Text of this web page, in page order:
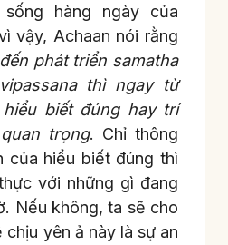
hàng ngày của
vậy, Achaan nói rằng
phát triển samatha
thì ngay từ
biết đúng hay trí
trọng. Chỉ thông
của hiểu biết đúng thì
với những gì đang
Nếu không, ta sẽ cho
chịu yên ả này là sự an